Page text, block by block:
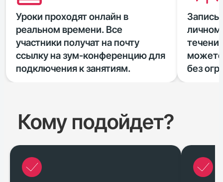
Уроки проходят онлайн в
реальном времени. Все
участники получат на почту
ссылку на зум-конференцию для
подключения к занятиям.
Запись
личном
можете
без
Кому подойдет?